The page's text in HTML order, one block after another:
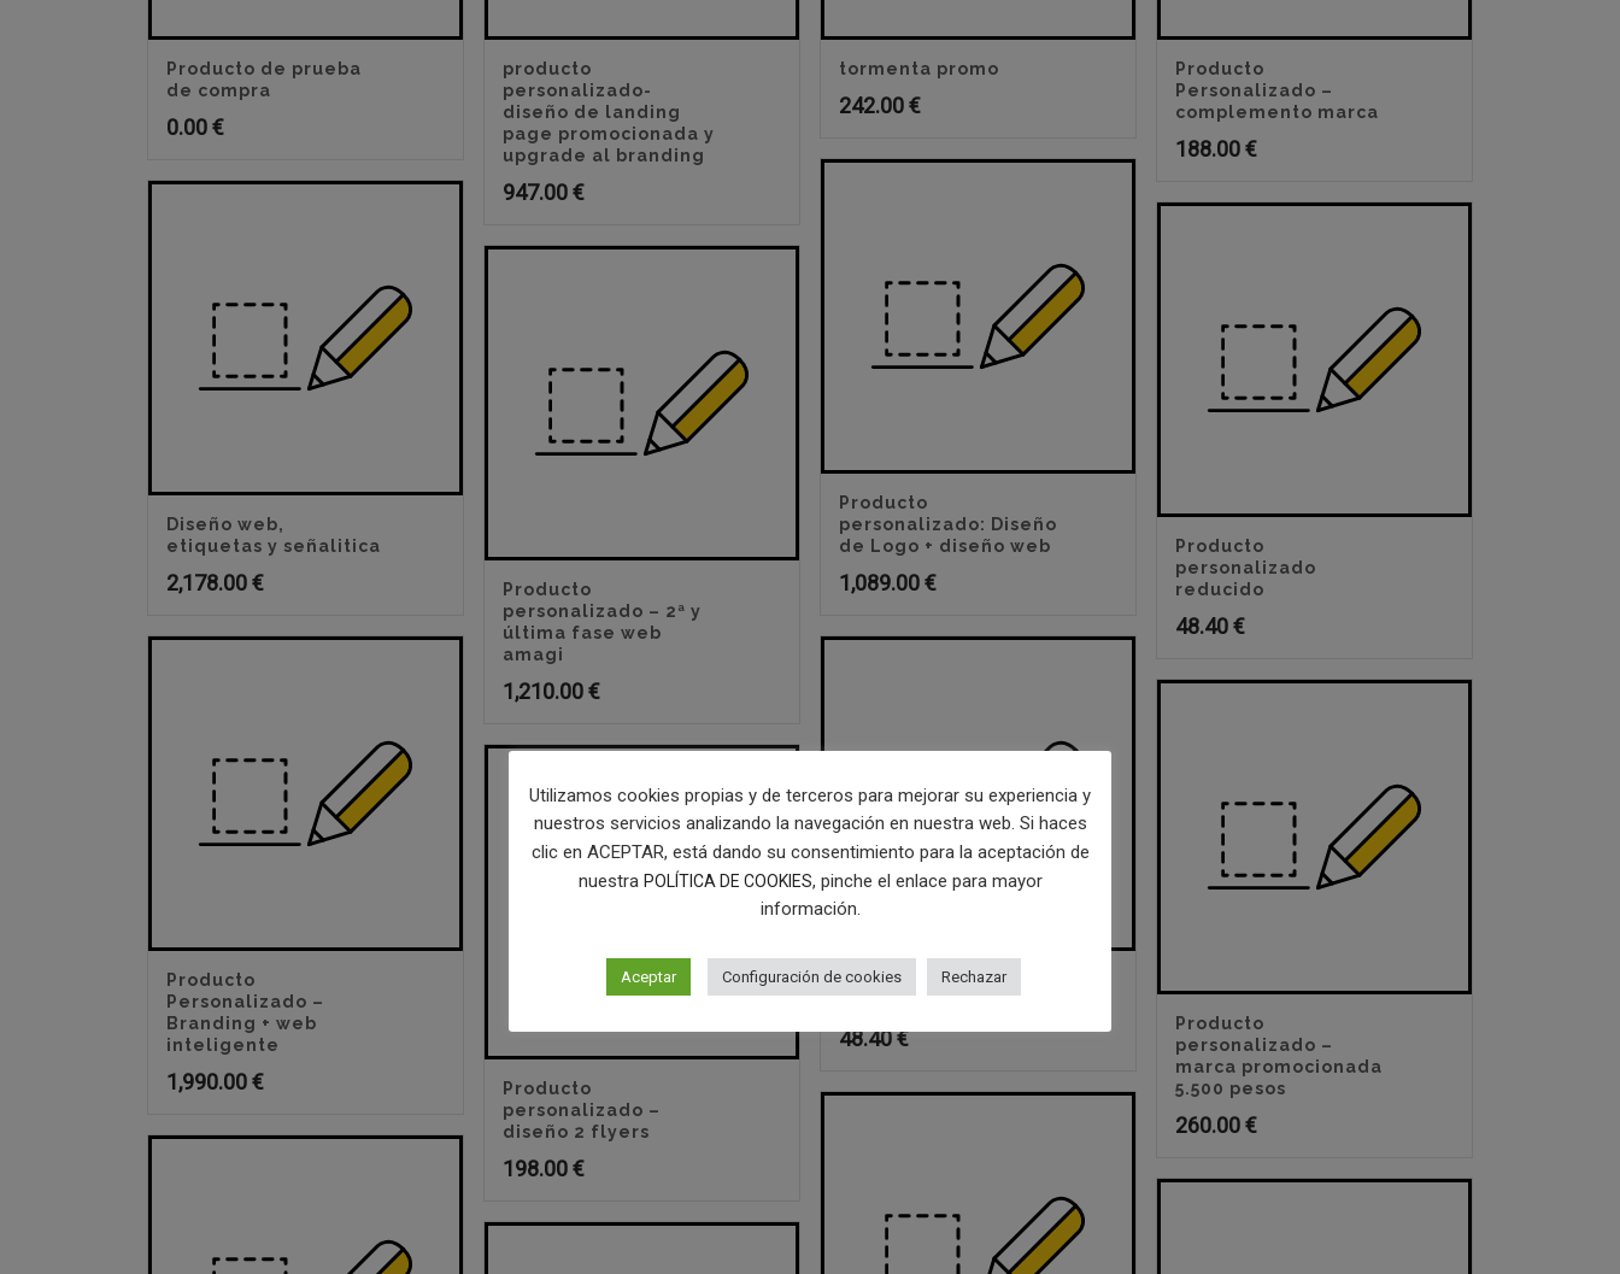
Producto de prueba
de compra
0.00€
producto
personalizado-
diseño de landing
page promocionada y
upgrade al branding
947.00€
tormenta promo
242.00€
Producto
Personalizado –
complemento marca
188.00€
Producto
personalizado: Diseño
de Logo + diseño web
1,089.00€
Diseño web,
etiquetas y señalitica
2,178.00€
Producto
personalizado
reducido
48.40€
Producto
personalizado – 2ª y
última fase web
amagi
1,210.00€
Producto
Personalizado –
Branding + web
inteligente
1,990.00€
plan reducido
mensual
48.40€
Producto
personalizado –
marca promocionada
5.500 pesos
260.00€
Producto
personalizado –
diseño 2 flyers
198.00€
Utilizamos cookies propias y de terceros para mejorar su experiencia y
nuestros servicios analizando la navegación en nuestra web. Si haces
clic en ACEPTAR, está dando su consentimiento para la aceptación de
nuestra POLÍTICA DE COOKIES, pinche el enlace para mayor
información.
Aceptar Configuración de cookies Rechazar